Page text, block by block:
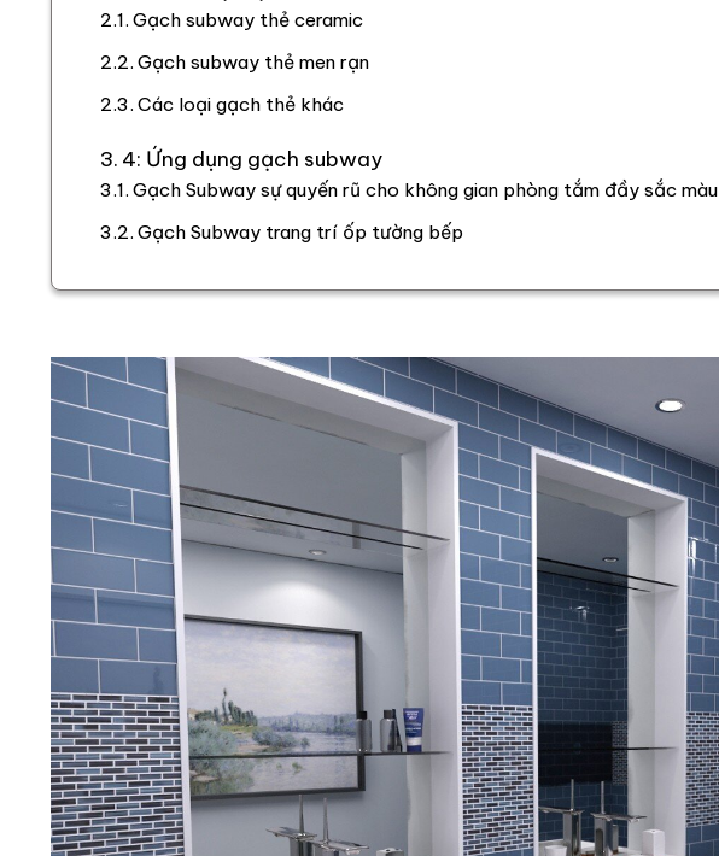
Gạch subway thẻ ceramic
Gạch subway thẻ men rạn
Các loại gạch thẻ khác
4: Ứng dụng gạch subway
Gạch Subway sự quyến rũ cho không gian phòng tắm đầy sắc màu
Gạch Subway trang trí ốp tường bếp